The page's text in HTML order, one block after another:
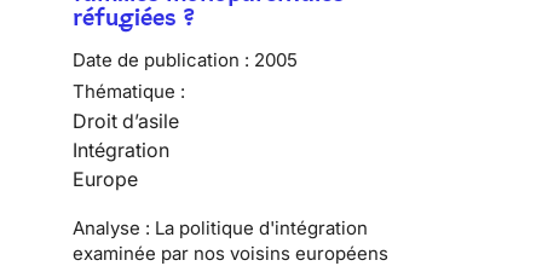
réfugiées ?
Date de publication : 2005
Thématique :
Droit d’asile
Intégration
Europe
Analyse : La politique d'intégration
examinée par nos voisins européens